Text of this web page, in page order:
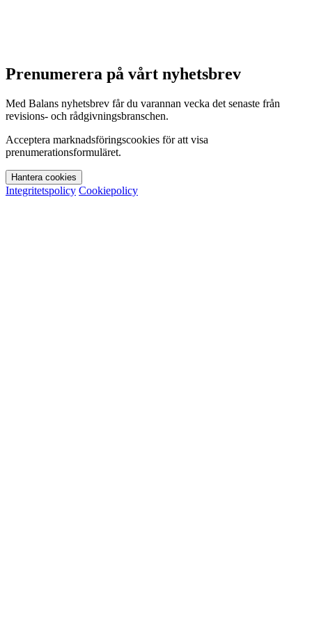
Prenumerera på vårt nyhetsbrev
Med Balans nyhetsbrev får du varannan vecka det senaste från
revisions- och rådgivningsbranschen.
Acceptera marknadsföringscookies för att visa
prenumerationsformuläret.
Hantera cookies
Integritetspolicy Cookiepolicy